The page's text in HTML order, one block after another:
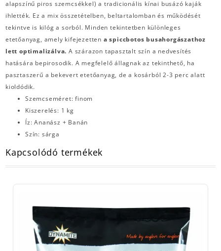
alapszínű piros szemcsékkel) a tradicionális kínai busázó kaják
ihlették. Ez a mix összetételben, beltartalomban és működését
tekintve is kilóg a sorból. Minden tekintetben különleges
etetőanyag, amely kifejezetten a spiccbotos busahorgászathoz
lett optimalizálva.A szárazon tapasztalt szín a nedvesítés
hatására bepirosodik. A megfelelő állagnak az tekinthető, ha
pasztaszerű a bekevert etetőanyag, de a kosárból 2-3 perc alatt
kioldódik.
Szemcseméret: finom
Kiszerelés: 1 kg
Íz: Ananász + Banán
Szín: sárga
Kapcsolódó termékek